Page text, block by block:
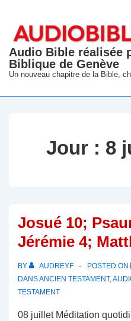
passer
contenu
principal
Audio Bible réalisée
Biblique de Genève
Un nouveau chapitre de la Bible,
Jour : 8
Josué 10;
Jérémie 4;
BY AUDREYF POSTED ON
DANSANCIEN TESTAMENT,
TESTAMENT
08 juillet Méditation